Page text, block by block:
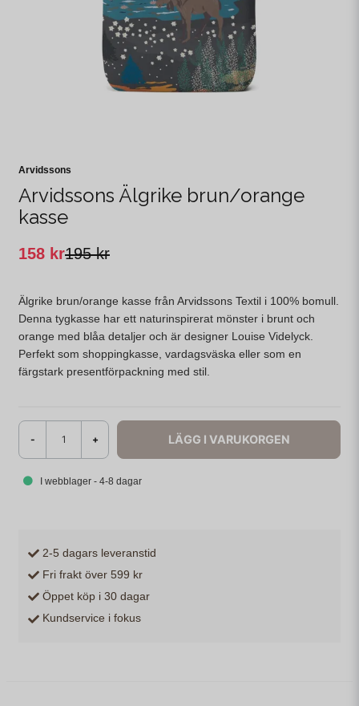
Arvidssons
Arvidssons Älgrike brun/orange
kasse
195 kr
158 kr
Älgrike brun/orange kasse från Arvidssons Textil i 100% bomull.
Denna tygkasse har ett naturinspirerat mönster i brunt och
orange med blåa detaljer och är designer Louise Videlyck.
Perfekt som shoppingkasse, vardagsväska eller som en
färgstark presentförpackning med stil.
- + LÄGG I VARUKORGEN
I webblager - 4-8 dagar
2-5 dagars leveranstid
Fri frakt över 599 kr
Öppet köp i 30 dagar
Kundservice i fokus